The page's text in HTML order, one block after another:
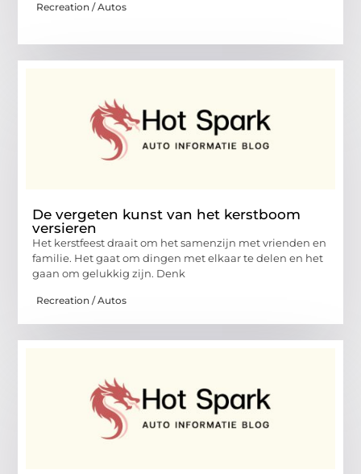
Recreation / Autos
De vergeten kunst van het kerstboom
versieren
Het kerstfeest draait om het samenzijn met vrienden en
familie. Het gaat om dingen met elkaar te delen en het
gaan om gelukkig zijn. Denk
Recreation / Autos